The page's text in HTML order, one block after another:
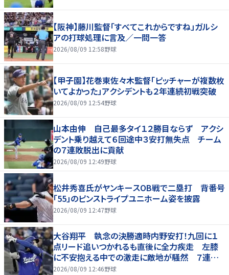
【阪神】藤川監督「すべてこれからですね」ガルシ
アの打球処理に言及／一問一答
2026/08/09 12:58野球
【甲子園】花巻東佐々木監督「ピッチャーが複数枚
いてよかった」アクシデントも２年連続初戦突破
2026/08/09 12:54野球
山本由伸 自己最多タイ１２勝目ならず アクシ
デント乗り越えて６回途中３安打無失点 チーム
の７連敗脱出に貢献
2026/08/09 12:49野球
松井秀喜氏がヤンキースOB戦で二塁打 背番号
「55」のピンストライプユニホーム姿を披露
2026/08/09 12:47野球
大谷翔平 執念の決勝適時内野安打！九回に１
点リード追いつかれるも直後に全力疾走 左膝
に不安抱える中での激走に敵地が騒然 ７連敗
脱出
2026/08/09 12:46野球